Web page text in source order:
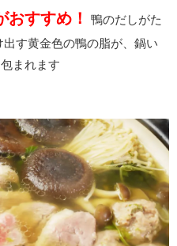
すすめ！
鴨のだしがた
す黄金色の鴨の脂が、鍋い
まれます